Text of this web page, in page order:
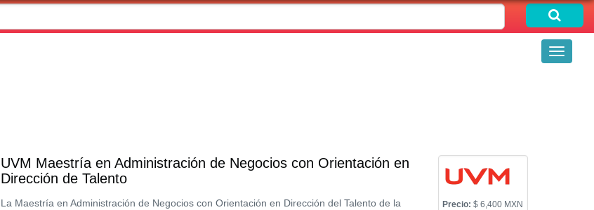
Toggle
UVM Maestría en Administración de Negocios con Orientación en
Dirección de Talento
La Maestría en Administración de Negocios con Orientación en Dirección del Talento de la
Precio: $ 6,400 MXN